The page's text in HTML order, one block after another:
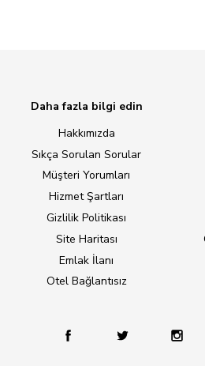
Daha fazla bilgi edin
Hakkımızda
Sıkça Sorulan Sorular
Müşteri Yorumları
Hizmet Şartları
Gizlilik Politikası
Site Haritası
Emlak İlanı
Otel Bağlantısız